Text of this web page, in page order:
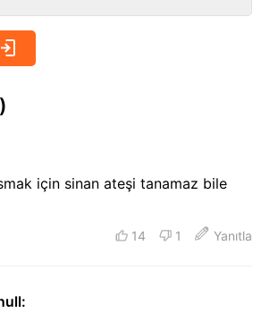
için sinan ateşi tanamaz bile
14 1 Yanıtla
: